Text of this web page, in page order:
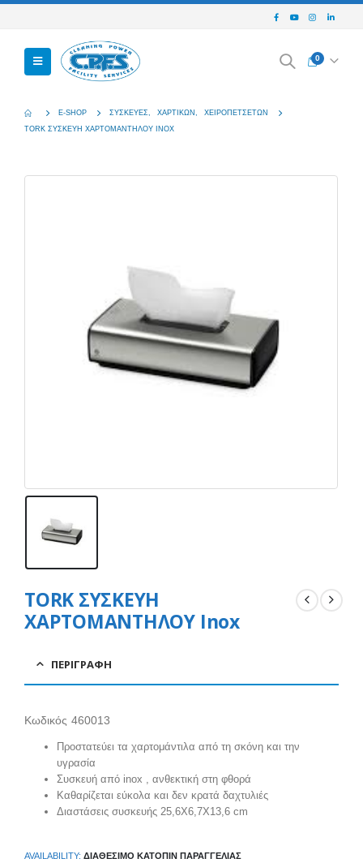
0
E-SHOP ΣΥΣΚΕΥΈΣ ΧΑΡΤΙΚΏΝ
ΧΕΙΡΟΠΕΤΣΈΤΩΝ
TORK ΣΥΣΚΕΥΗ ΧΑΡΤΟΜΑΝΤΗΛΟΥ INOX
TORK ΣΥΣΚΕΥΗ
ΧΑΡΤΟΜΑΝΤΗΛΟΥ Inox
ΠΕΡΙΓΡΑΦΉ
Κωδικός 460013
Προστατεύει τα χαρτομάντιλα από τη σκόνη και την
υγρασία
Συσκευή από inox , ανθεκτική στη φθορά
Καθαρίζεται εύκολα και δεν κρατά δαχτυλιές
Διαστάσεις συσκευής 25,6Χ6,7Χ13,6 cm
AVAILABILITY: ΔΙΑΘΈΣΙΜΟ ΚΑΤΌΠΙΝ ΠΑΡΑΓΓΕΛΊΑΣ